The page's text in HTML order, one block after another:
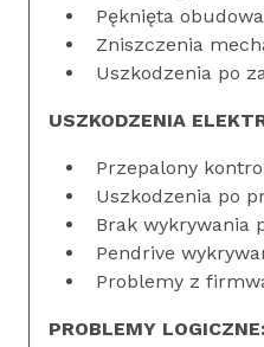
Pęknięta obudowa
Zniszczenia
Uszkodzenia po
USZKODZENIA
Przepalony
Uszkodzenia po
Brak wykrywania
Pendrive
Problemy z
PROBLEMY LOGICZNE: